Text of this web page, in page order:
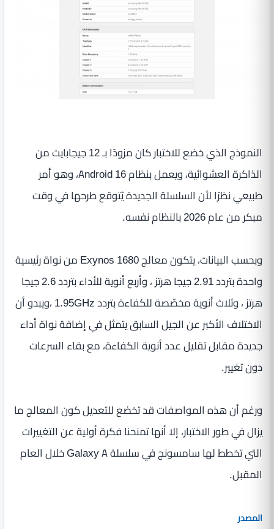
النموذج الذي خضع للاختبار كان مزودًا بـ 12 جيجابايت من
الذاكرة العشوائية، ويعمل بنظام Android 16، وهو أمر
طبيعي نظرًا لأن السلسلة الجديدة يُتوقع طرحها في وقت
مبكر من عام 2026 بالنظام نفسه.
وبحسب البيانات، يتكون معالج Exynos 1680 من نواة رئيسية
واحدة بتردد 2.91 جيجا هرتز ، وأربع أنوية للأداء بتردد 2.6 جيجا
هرتز ، وثلاث أنوية مخصّصة للكفاءة بتردد 1.95GHz ،ويبدو أن
الاختلاف الأكبر عن الجيل السابق يتمثل في إضافة نواة أداء
جديدة مقابل تقليل عدد أنوية الكفاءة، مع بقاء السرعات
دون تغيير.
ورغم أن هذه المواصفات قد تخضع للتعديل كون المعالج ما
يزال في طور الاختبار، إلا أنها تمنحنا فكرة أولية عن التغييرات
التي تخطط لها سامسونج في سلسلة Galaxy A خلال العام
المقبل.
المصدر